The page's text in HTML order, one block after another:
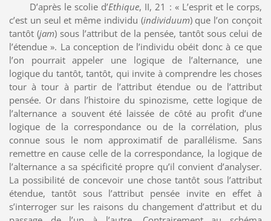
D’après le scolie d’Ethique, II, 21 : « L’esprit et le corps,
c’est un seul et même individu (individuum) que l’on conçoit
tantôt (jam) sous l’attribut de la pensée, tantôt sous celui de
l’étendue ». La conception de l’individu obéit donc à ce que
l’on pourrait appeler une logique de l’alternance, une
logique du tantôt, tantôt, qui invite à comprendre les choses
tour à tour à partir de l’attribut étendue ou de l’attribut
pensée. Or dans l’histoire du spinozisme, cette logique de
l’alternance a souvent été laissée de côté au profit d’une
logique de la correspondance ou de la corrélation, plus
connue sous le nom approximatif de parallélisme. Sans
remettre en cause celle de la correspondance, la logique de
l’alternance a sa spécificité propre qu’il convient d’analyser.
La possibilité de concevoir une chose tantôt sous l’attribut
étendue, tantôt sous l’attribut pensée invite en effet à
s’interroger sur les raisons du changement d’attribut et du